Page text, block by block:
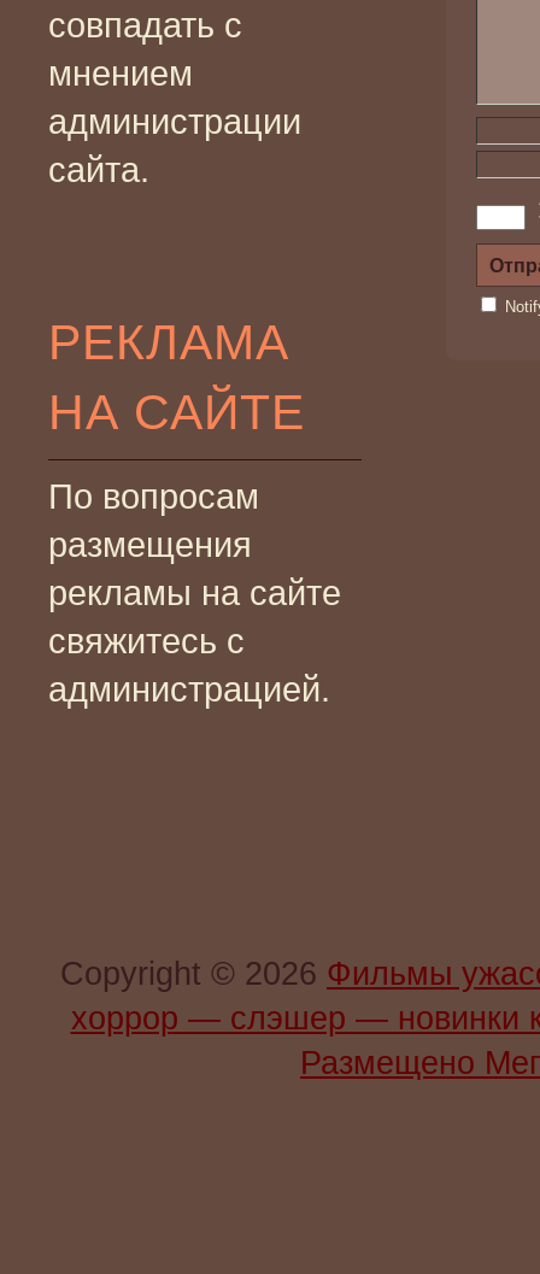
совпадать с
мнением
администрации
сайта.
РЕКЛАМА
НА САЙТЕ
По вопросам
размещения
рекламы на сайте
свяжитесь с
администрацией.
Copyright © 2026 Фильмы
хоррор — слэшер —
Размещено